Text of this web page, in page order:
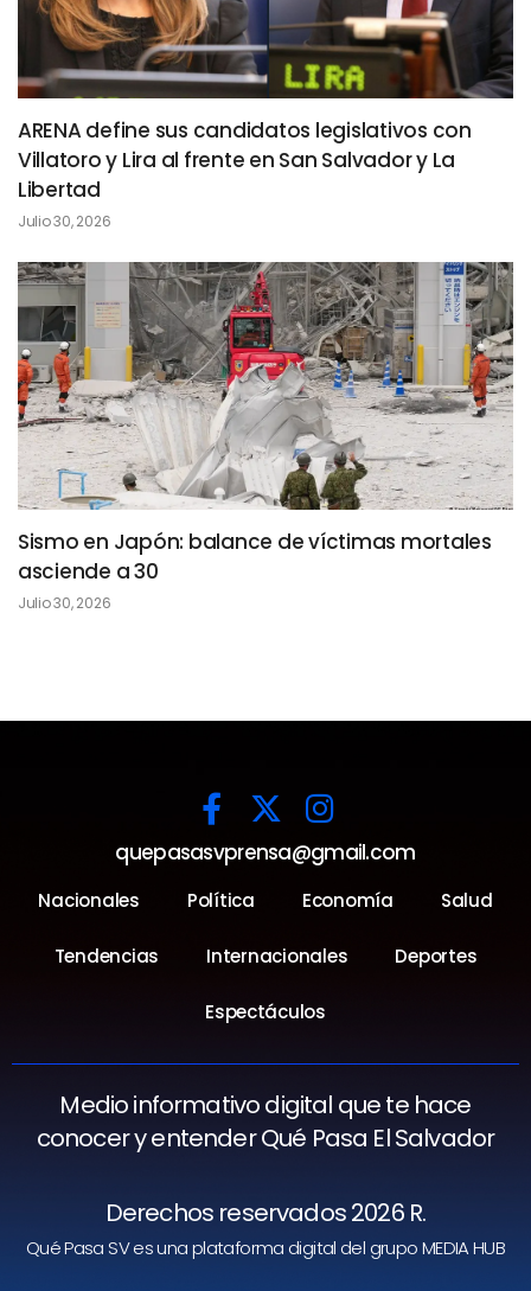
ARENA define sus candidatos legislativos con
Villatoro y Lira al frente en San Salvador y La
Libertad
Julio 30, 2026
Sismo en Japón: balance de víctimas mortales
asciende a 30
Julio 30, 2026
quepasasvprensa@gmail.com
Nacionales Política Economía Salud
Tendencias Internacionales Deportes
Espectáculos
Medio informativo digital que te hace
conocer y entender Qué Pasa El Salvador
Derechos reservados 2026 R.
Qué Pasa SV es una plataforma digital del grupo MEDIA HUB